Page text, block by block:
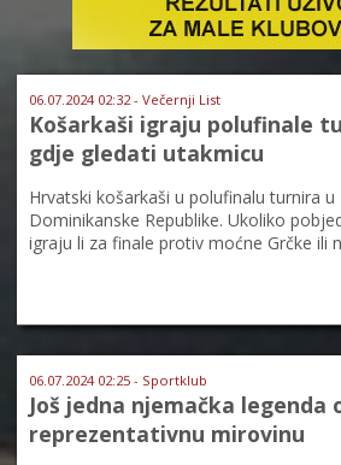
06.07.2024 02:32 - Večernji List
Košarkaši igraju polufinale
gdje gledati utakmicu
Hrvatski košarkaši u polufinalu turnira
Dominikanske Republike. Ukoliko
igraju li za finale protiv moćne Grčke ili
06.07.2024 02:25 - Sportklub
Još jedna njemačka legenda
reprezentativnu mirovinu